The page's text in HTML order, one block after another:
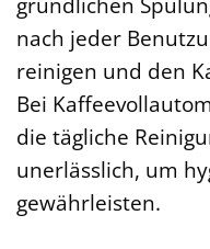
nach jeder
reinigen und den
Bei
die tägliche
unerlässlich, um
gewährleisten.